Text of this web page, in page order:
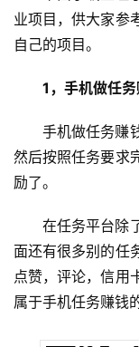
业项目，供大家参
自己的项目。
1，手机做任
手机做任务赚
然后按照任务要求
励了。
在任务平台除
面还有很多别的任
点赞，评论，信用
属于手机任务赚钱